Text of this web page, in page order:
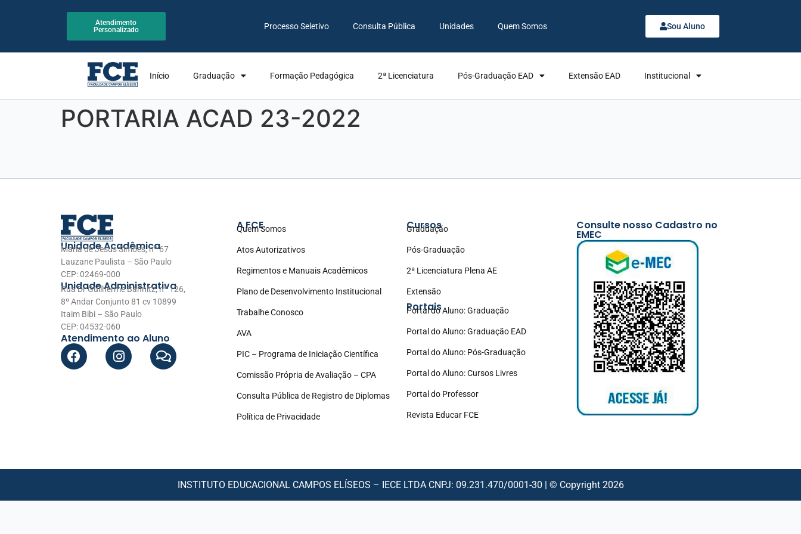
Atendimento
Personalizado
Processo Seletivo Consulta Pública Unidades Quem Somos Sou Aluno
Início Graduação Formação Pedagógica 2ª Licenciatura Pós-Graduação EAD Extensão EAD Institucional
PORTARIA ACAD 23-2022
Unidade Acadêmica
Maria de Jesus Simões, nº 67
Lauzane Paulista – São Paulo
CEP: 02469-000
Unidade Administrativa
Rua Dr Guilherme Bannitz, nº 126,
8º Andar Conjunto 81 cv 10899
Itaim Bibi – São Paulo
CEP: 04532-060
Atendimento ao Aluno
A FCE
Quem Somos
Atos Autorizativos
Regimentos e Manuais Acadêmicos
Plano de Desenvolvimento Institucional
Trabalhe Conosco
AVA
PIC – Programa de Iniciação Científica
Comissão Própria de Avaliação – CPA
Consulta Pública de Registro de Diplomas
Política de Privacidade
Cursos
Graduação
Pós-Graduação
2ª Licenciatura Plena AE
Extensão
Portais
Portal do Aluno: Graduação
Portal do Aluno: Graduação EAD
Portal do Aluno: Pós-Graduação
Portal do Aluno: Cursos Livres
Portal do Professor
Revista Educar FCE
Consulte nosso Cadastro no
EMEC
INSTITUTO EDUCACIONAL CAMPOS ELÍSEOS – IECE LTDA CNPJ: 09.231.470/0001-30 | © Copyright 2026